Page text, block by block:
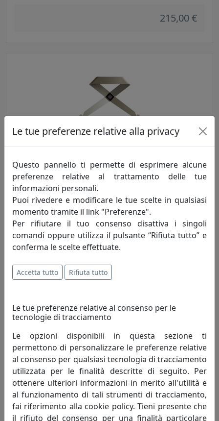
215,00 €
APPENDIABITI FIOCCO A PARETE OG06000-06 CANAPA
MemeDesign
APPENDIABITI FIOCCO A PARETE OG06000-07 FANGO
MemeDesign
215,00 €
Le tue preferenze relative alla privacy
Questo pannello ti permette di esprimere alcune
preferenze relative al trattamento delle tue
informazioni personali.
Puoi rivedere e modificare le tue scelte in qualsiasi
momento tramite il link "Preferenze".
Per rifiutare il tuo consenso disattiva i singoli
comandi oppure utilizza il pulsante “Rifiuta tutto” e
conferma le scelte effettuate.
Accetta tutto Rifiuta tutto
Le tue preferenze relative al consenso per le
tecnologie di tracciamento
Le opzioni disponibili in questa sezione ti
permettono di personalizzare le preferenze relative
al consenso per qualsiasi tecnologia di tracciamento
utilizzata per le finalità descritte di seguito. Per
ottenere ulteriori informazioni in merito all'utilità e
al funzionamento di tali strumenti di tracciamento,
fai riferimento alla cookie policy. Tieni presente che
il rifiuto del consenso per una finalità particolare